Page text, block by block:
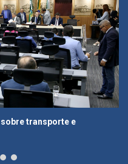
transporte e